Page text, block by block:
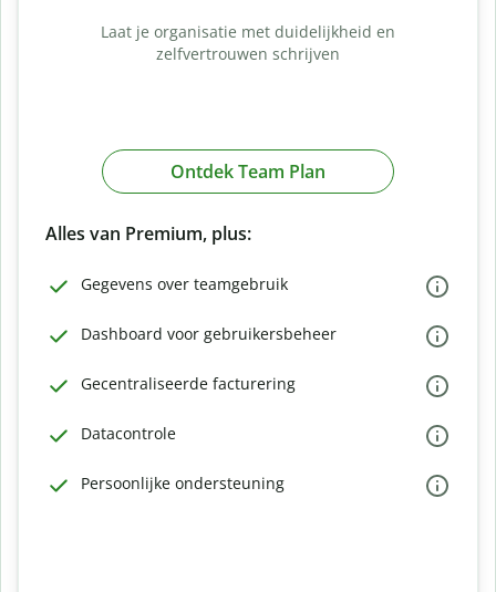
Laat je organisatie met duidelijkheid en
zelfvertrouwen schrijven
Ontdek Team Plan
Alles van Premium, plus:
Gegevens over teamgebruik
Dashboard voor gebruikersbeheer
Gecentraliseerde facturering
Datacontrole
Persoonlijke ondersteuning